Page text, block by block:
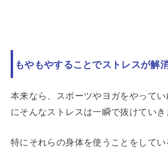
もやもやすることでストレスが解
本来なら、スポーツやヨガをやって
にそんなストレスは一瞬で抜けていき
特にそれらの身体を使うことをして